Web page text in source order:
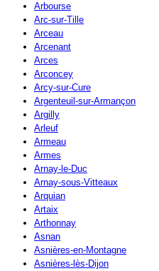
Arbourse
Arc-sur-Tille
Arceau
Arcenant
Arces
Arconcey
Arcy-sur-Cure
Argenteuil-sur-Armançon
Argilly
Arleuf
Armeau
Armes
Arnay-le-Duc
Arnay-sous-Vitteaux
Arquian
Artaix
Arthonnay
Asnan
Asnières-en-Montagne
Asnières-lès-Dijon